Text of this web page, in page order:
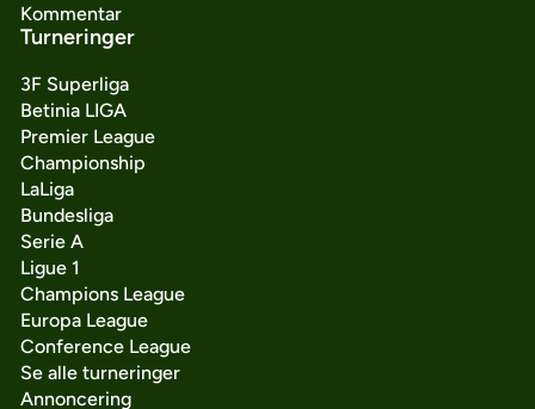
Kommentar
Turneringer
3F Superliga
Betinia LIGA
Premier League
Championship
LaLiga
Bundesliga
Serie A
Ligue 1
Champions League
Europa League
Conference League
Se alle turneringer
Annoncering